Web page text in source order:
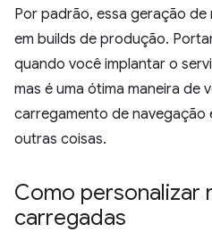
Por padrão, essa geração
em builds de produção.
quando você implantar o
mas é uma ótima maneira de
carregamento de
outras coisas.
Como personalizar
carregadas